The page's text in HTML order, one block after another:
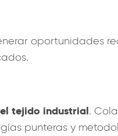
oportunidades
tejido industrial.
punteras y